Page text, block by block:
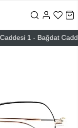
1 - Bağdat